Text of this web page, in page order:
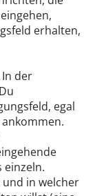
erhalten,
der
egal
einzeln.
in welcher